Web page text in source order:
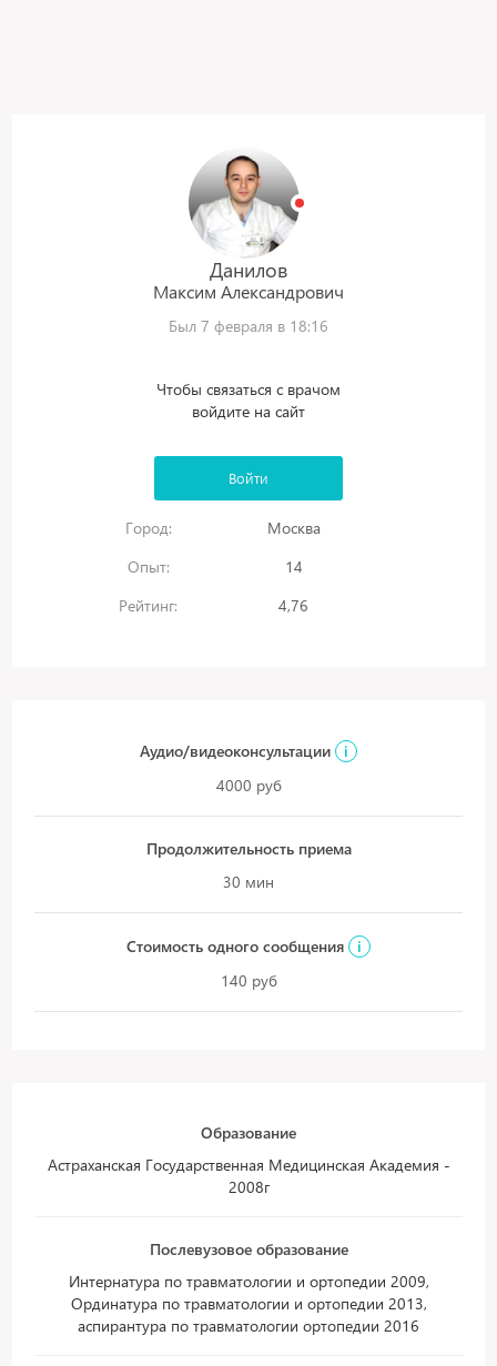
Данилов
Максим Александрович
Был 7 февраля в 18:16
Чтобы связаться с врачом
войдите на сайт
Войти
Город:
Москва
Опыт:
14
Рейтинг:
4,76
Аудио/видеоконсультации
i
4000 руб
Продолжительность приема
30 мин
Стоимость одного сообщения
i
140 руб
Образование
Астраханская Государственная Медицинская Академия -
2008г
Послевузовое образование
Интернатура по травматологии и ортопедии 2009,
Ординатура по травматологии и ортопедии 2013,
аспирантура по травматологии ортопедии 2016